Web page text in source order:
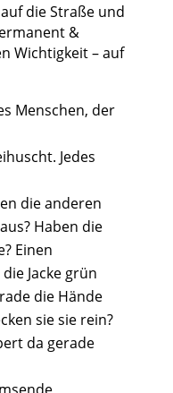
die Straße und
&
Wichtigkeit – auf
Menschen, der
Jedes
die anderen
Haben die
Einen
Jacke grün
die Hände
sie sie rein?
da gerade